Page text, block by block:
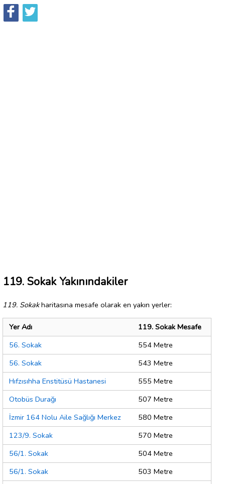
119. Sokak Yakınındakiler
119. Sokakharitasına mesafe olarak en yakın yerler:
Yer Adı
119. Sokak Mesafe
56. Sokak
554 Metre
56. Sokak
543 Metre
Hıfzısıhha Enstitüsü Hastanesi
555 Metre
Otobüs Durağı
507 Metre
İzmir 164 Nolu Aile Sağlığı Merkez
580 Metre
123/9. Sokak
570 Metre
56/1. Sokak
504 Metre
56/1. Sokak
503 Metre